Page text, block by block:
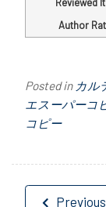
Reviewed
Author
Posted in カル
エスーパーコ
コピー
投 Previous